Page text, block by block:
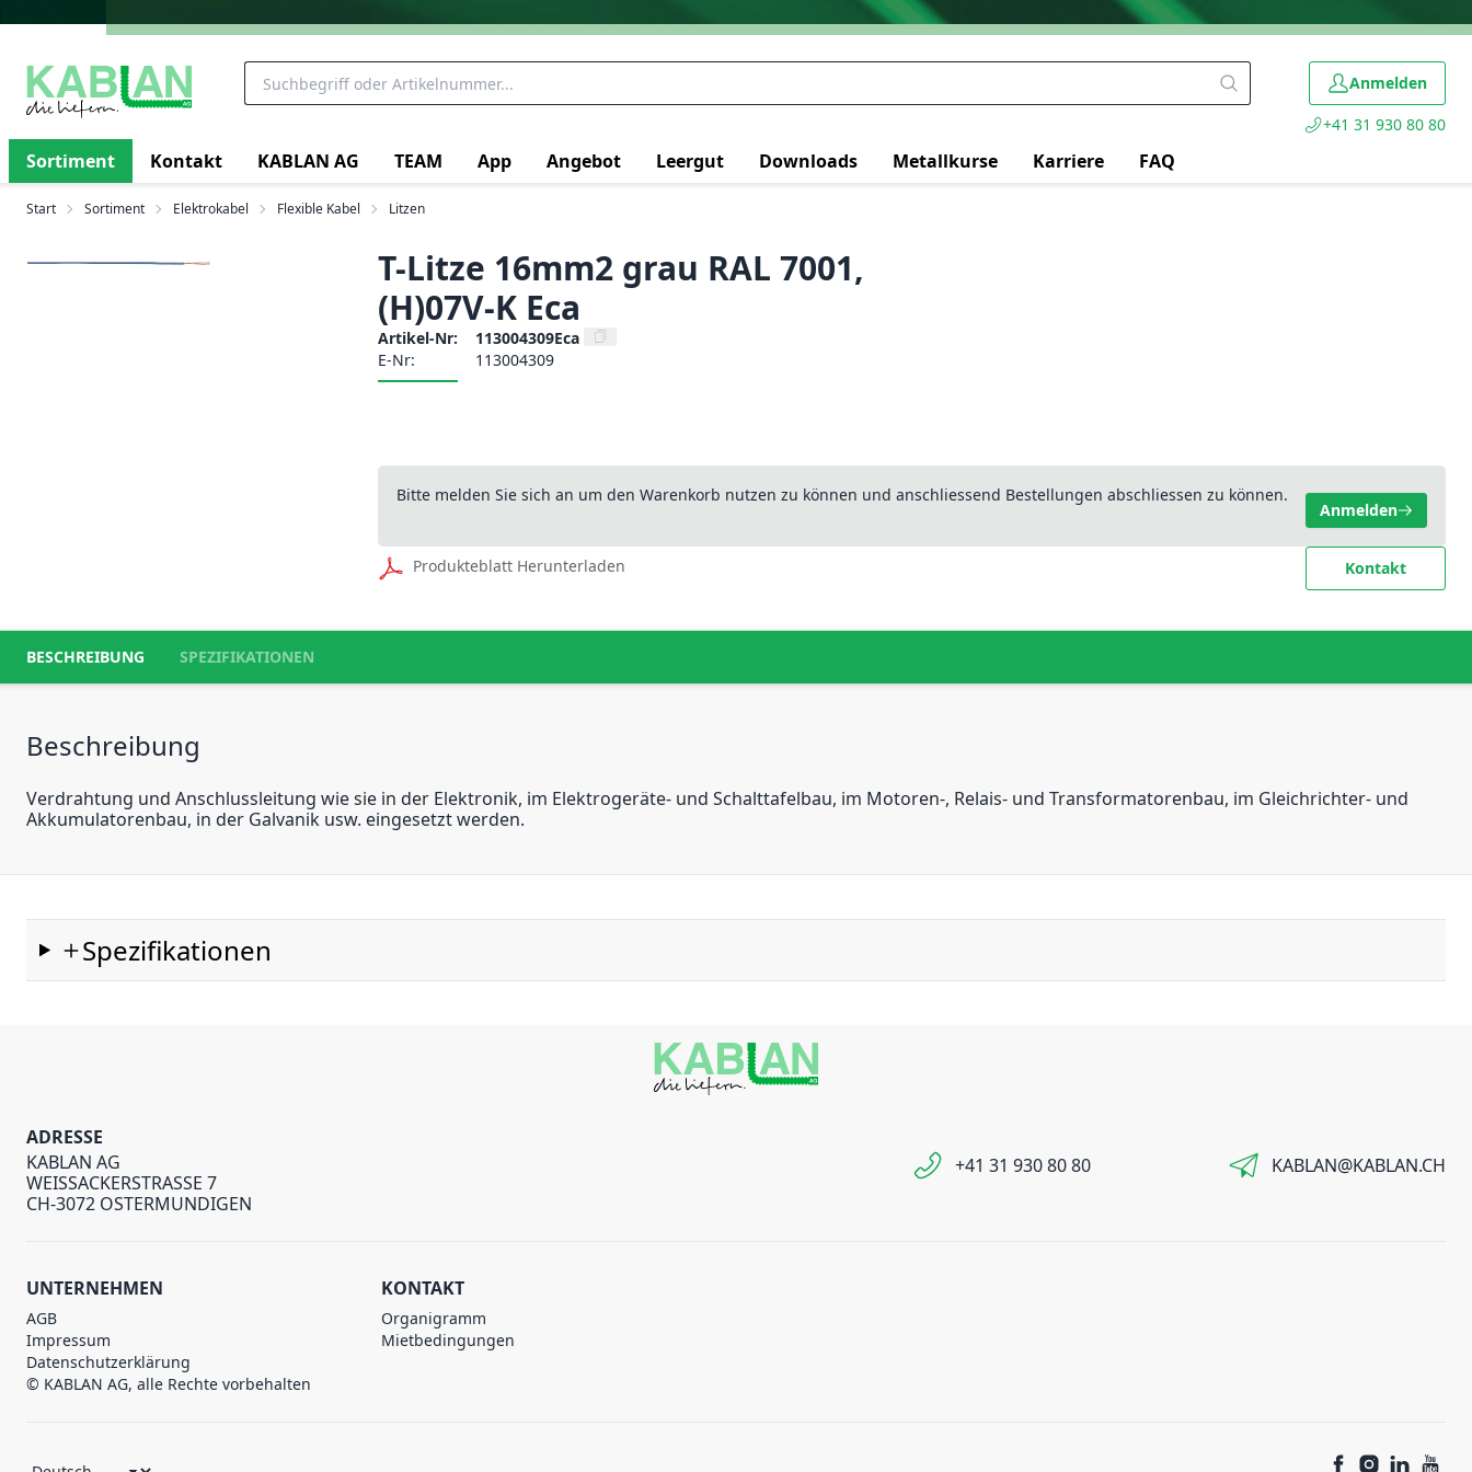
Anmelden
+41 31 930 80 80
Sortiment Kontakt KABLAN AG TEAM App Angebot Leergut Downloads Metallkurse Karriere FAQ
Start Sortiment Elektrokabel Flexible Kabel Litzen
T-Litze 16mm2 grau RAL 7001,
(H)07V-K Eca
Artikel-Nr:
113004309Eca
E-Nr:
113004309
Bitte melden Sie sich an um den Warenkorb nutzen zu können und anschliessend Bestellungen abschliessen zu können.
Anmelden
Produkteblatt Herunterladen Kontakt
BESCHREIBUNG SPEZIFIKATIONEN
Beschreibung
Verdrahtung und Anschlussleitung wie sie in der Elektronik, im Elektrogeräte- und Schalttafelbau, im Motoren-, Relais- und Transformatorenbau, im Gleichrichter- und
Akkumulatorenbau, in der Galvanik usw. eingesetzt werden.
Spezifikationen
ADRESSE
KABLAN AG
WEISSACKERSTRASSE 7
CH-3072 OSTERMUNDIGEN
+41 31 930 80 80 KABLAN@KABLAN.CH
UNTERNEHMEN
AGB
Impressum
Datenschutzerklärung
© KABLAN AG, alle Rechte vorbehalten
KONTAKT
Organigramm
Mietbedingungen